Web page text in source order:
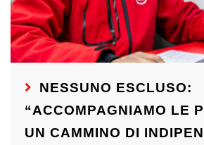
NESSUNO ESCLUSO:
“ACCOMPAGNIAMO LE
UN CAMMINO DI